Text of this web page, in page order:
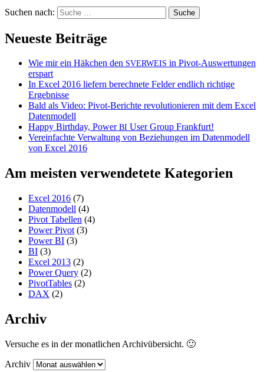
Suchen nach:
Neueste Beiträge
Wie mir ein Häkchen den SVERWEIS in Pivot-Auswertungen
erspart
In Excel 2016 liefern berechnete Felder endlich richtige
Ergebnisse
Bald als Video: Pivot-Berichte revolutionieren mit dem Excel
Datenmodell
Happy Birthday, PowerBI User Group Frankfurt!
Vereinfachte Verwaltung von Beziehungen im Datenmodell
von Excel 2016
Am meisten verwendetete Kategorien
Excel 2016 (7)
Datenmodell (4)
Pivot Tabellen (4)
Power Pivot (3)
Power BI (3)
BI (3)
Excel 2013 (2)
Power Query (2)
PivotTables (2)
DAX (2)
Archiv
Versuche es in der monatlichen Archivübersicht. 🙂
Archiv